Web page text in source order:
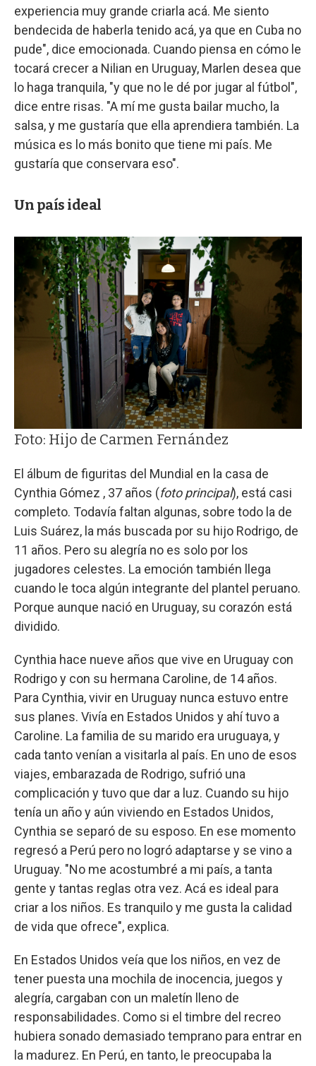
experiencia muy grande criarla acá. Me siento
bendecida de haberla tenido acá, ya que en Cuba no
pude", dice emocionada. Cuando piensa en cómo le
tocará crecer a Nilian en Uruguay, Marlen desea que
lo haga tranquila, "y que no le dé por jugar al fútbol",
dice entre risas. "A mí me gusta bailar mucho, la
salsa, y me gustaría que ella aprendiera también. La
música es lo más bonito que tiene mi país. Me
gustaría que conservara eso".
Un país ideal
Foto: Hijo de Carmen Fernández
El álbum de figuritas del Mundial en la casa de
Cynthia Gómez , 37 años (foto principal), está casi
completo. Todavía faltan algunas, sobre todo la de
Luis Suárez, la más buscada por su hijo Rodrigo, de
11 años. Pero su alegría no es solo por los
jugadores celestes. La emoción también llega
cuando le toca algún integrante del plantel peruano.
Porque aunque nació en Uruguay, su corazón está
dividido.
Cynthia hace nueve años que vive en Uruguay con
Rodrigo y con su hermana Caroline, de 14 años.
Para Cynthia, vivir en Uruguay nunca estuvo entre
sus planes. Vivía en Estados Unidos y ahí tuvo a
Caroline. La familia de su marido era uruguaya, y
cada tanto venían a visitarla al país. En uno de esos
viajes, embarazada de Rodrigo, sufrió una
complicación y tuvo que dar a luz. Cuando su hijo
tenía un año y aún viviendo en Estados Unidos,
Cynthia se separó de su esposo. En ese momento
regresó a Perú pero no logró adaptarse y se vino a
Uruguay. "No me acostumbré a mi país, a tanta
gente y tantas reglas otra vez. Acá es ideal para
criar a los niños. Es tranquilo y me gusta la calidad
de vida que ofrece", explica.
En Estados Unidos veía que los niños, en vez de
tener puesta una mochila de inocencia, juegos y
alegría, cargaban con un maletín lleno de
responsabilidades. Como si el timbre del recreo
hubiera sonado demasiado temprano para entrar en
la madurez. En Perú, en tanto, le preocupaba la